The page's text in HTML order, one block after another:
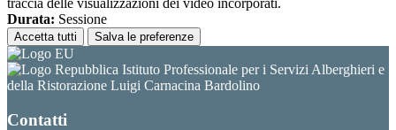
traccia delle visualizzazioni dei video incorporati.
Durata: Sessione
Accetta tutti Salva le preferenze
Istituto Professionale per i Servizi Alberghieri e
della Ristorazione Luigi Carnacina Bardolino
Contatti